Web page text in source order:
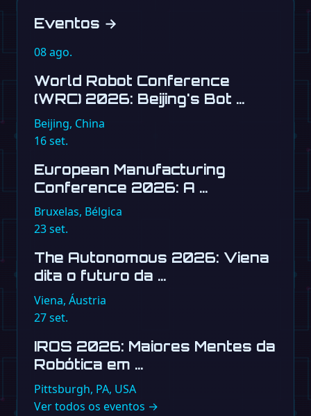
Eventos →
08ago.
World Robot Conference
(WRC) 2026: Beijing's Bot …
Beijing, China
16set.
European Manufacturing
Conference 2026: A …
Bruxelas, Bélgica
23set.
The Autonomous 2026: Viena
dita o futuro da …
Viena, Áustria
27set.
IROS 2026: Maiores Mentes da
Robótica em …
Pittsburgh, PA, USA
Ver todos os eventos →